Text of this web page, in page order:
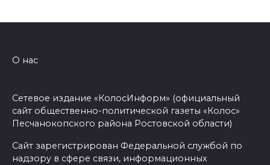
О нас
Сетевое издание «КолосИнформ» (официальный
сайт общественно-политической газеты «Колос»
Песчанокопского района Ростовской области)
Сайт зарегистрирован Федеральной службой по
надзору в сфере связи, информационных